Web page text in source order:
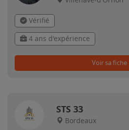
Vérifié
4 ans d'expérience
Voir sa fiche
STS 33
Bordeaux